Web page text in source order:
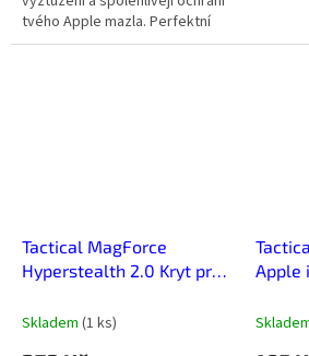
tvého Apple mazla. Perfektní
poměr ceny a výkonu.
Tactical MagForce
Hyperstealth 2.0 Kryt pro
7/8/SE2020/SE2022
Skladem (1 ks)
Apple